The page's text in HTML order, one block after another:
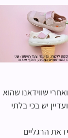
שווידאנו שהוא
יש בכי בלתי
את הרגליים